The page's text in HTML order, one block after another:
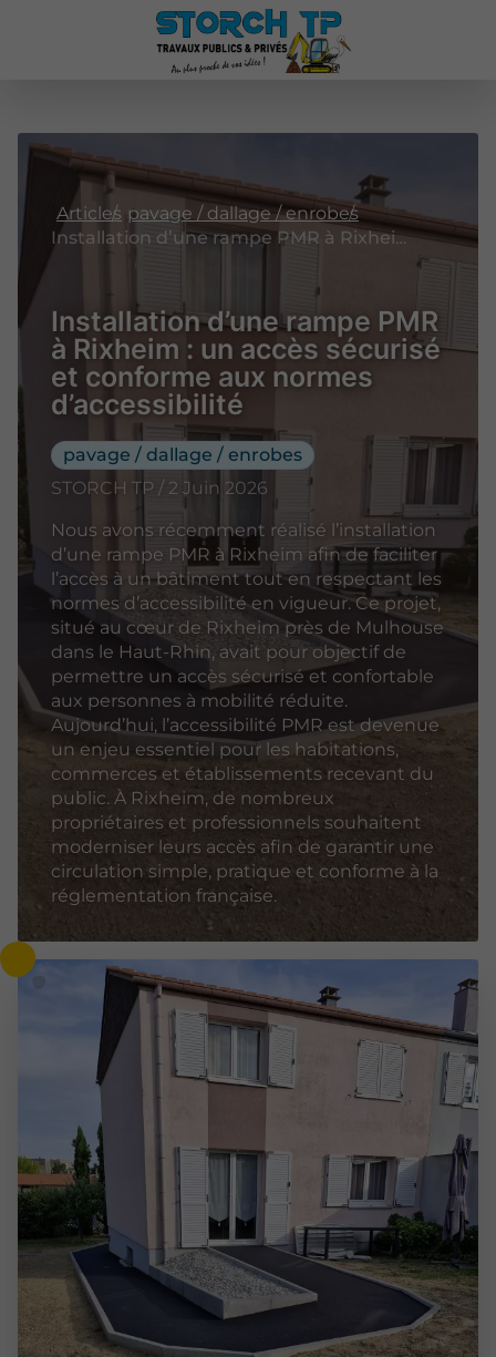
Articles pavage / dallage / enrobes
Installation d’une rampe PMR à Rixheim : un accès sécurisé et conforme aux normes d’accessibilité
Installation d’une rampe PMR
à Rixheim : un accès sécurisé
et conforme aux normes
d’accessibilité
pavage / dallage / enrobes
STORCH TP / 2 Juin 2026
Nous avons récemment réalisé l’installation
d’une rampe PMR à Rixheim afin de faciliter
l’accès à un bâtiment tout en respectant les
normes d’accessibilité en vigueur. Ce projet,
situé au cœur de Rixheim près de Mulhouse
dans le Haut-Rhin, avait pour objectif de
permettre un accès sécurisé et confortable
aux personnes à mobilité réduite.
Aujourd’hui, l’accessibilité PMR est devenue
un enjeu essentiel pour les habitations,
commerces et établissements recevant du
public. À Rixheim, de nombreux
propriétaires et professionnels souhaitent
moderniser leurs accès afin de garantir une
circulation simple, pratique et conforme à la
réglementation française.